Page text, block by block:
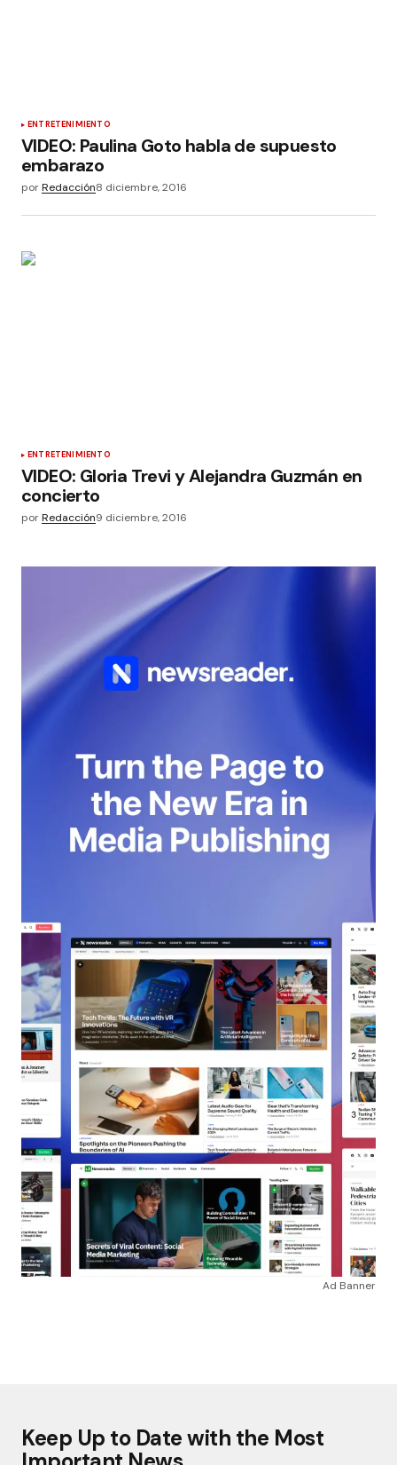
ENTRETENIMIENTO
VIDEO: Paulina Goto habla de supuesto
embarazo
porRedacción8 diciembre, 2016
ENTRETENIMIENTO
VIDEO: Gloria Trevi y Alejandra Guzmán en
concierto
porRedacción9 diciembre, 2016
Ad Banner
Keep Up to Date with the Most